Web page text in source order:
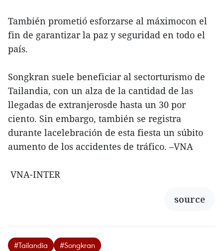
También prometió esforzarse al máximocon el
fin de garantizar la paz y seguridad en todo el
país.
Songkran suele beneficiar al sectorturismo de
Tailandia, con un alza de la cantidad de las
llegadas de extranjerosde hasta un 30 por
ciento. Sin embargo, también se registra
durante lacelebración de esta fiesta un súbito
aumento de los accidentes de tráfico. –VNA
VNA-INTER
source
#Tailandia #Songkran